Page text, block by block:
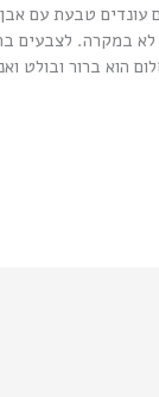
טבעת עם
במקרה. לצבעים
הוא ברור ובולט